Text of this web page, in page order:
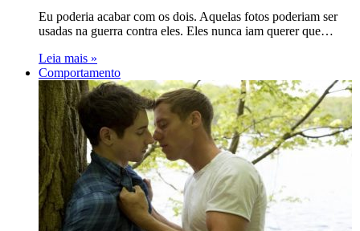
Eu poderia acabar com os dois. Aquelas fotos poderiam ser
usadas na guerra contra eles. Eles nunca iam querer que…
Leia mais »
Comportamento